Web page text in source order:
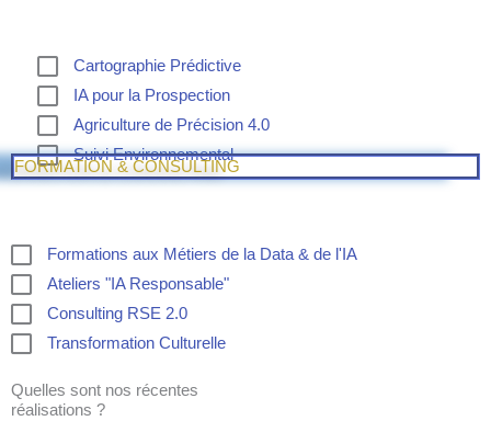
Cartographie Prédictive
IA pour la Prospection
Agriculture de Précision 4.0
Suivi Environnemental
FORMATION & CONSULTING
Formations aux Métiers de la Data & de l'IA
Ateliers "IA Responsable"
Consulting RSE 2.0
Transformation Culturelle
Quelles sont nos récentes
réalisations ?